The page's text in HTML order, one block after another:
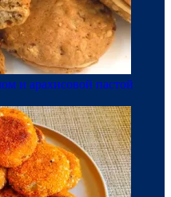
и арахисовой пастой